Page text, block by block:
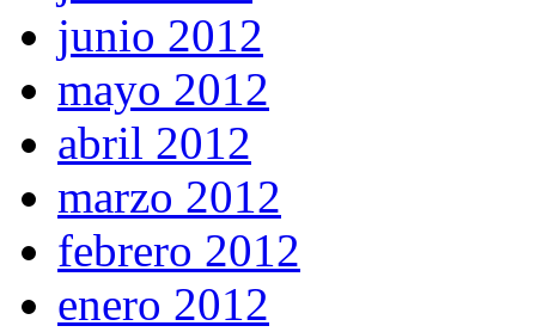
junio 2012
mayo 2012
abril 2012
marzo 2012
febrero 2012
enero 2012